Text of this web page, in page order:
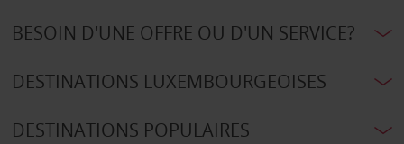
BESOIN D'UNE OFFRE OU D'UN SERVICE?
DESTINATIONS LUXEMBOURGEOISES
DESTINATIONS POPULAIRES